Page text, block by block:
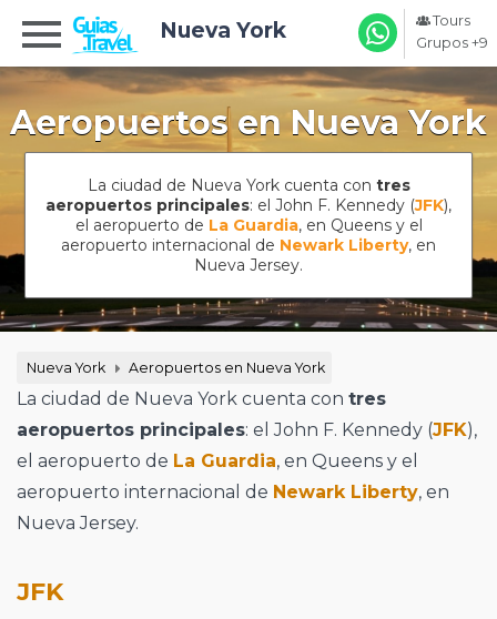
Nueva York
Tours
Grupos +9
Aeropuertos en Nueva York
La ciudad de Nueva York cuenta con tres
aeropuertos principales: el John F. Kennedy (JFK),
el aeropuerto de La Guardia, en Queens y el
aeropuerto internacional de Newark Liberty, en
Nueva Jersey.
Nueva York Aeropuertos en Nueva York
La ciudad de Nueva York cuenta con tres
aeropuertos principales: el John F. Kennedy (JFK),
el aeropuerto de La Guardia, en Queens y el
aeropuerto internacional de Newark Liberty, en
Nueva Jersey.
JFK